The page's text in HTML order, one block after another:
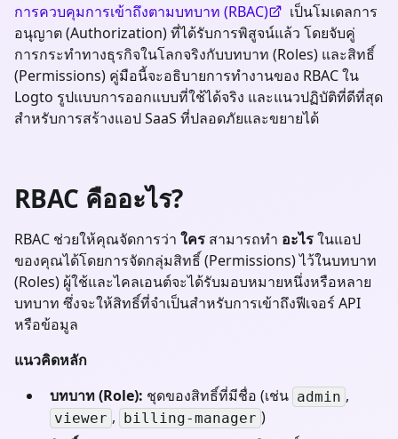
การควบคุมการเข้าถึงตามบทบาท (RBAC)
เป็นโมเดลการ
อนุญาต (Authorization) ที่ได้รับการพิสูจน์แล้ว โดยจับคู่
การกระทำทางธุรกิจในโลกจริงกับบทบาท (Roles) และสิทธิ์
(Permissions) คู่มือนี้จะอธิบายการทำงานของ RBAC ใน
Logto รูปแบบการออกแบบที่ใช้ได้จริง และแนวปฏิบัติที่ดีที่สุด
สำหรับการสร้างแอป SaaS ที่ปลอดภัยและขยายได้
RBAC คืออะไร?
RBAC ช่วยให้คุณจัดการว่า ใคร สามารถทำ อะไรในแอป
ของคุณได้โดยการจัดกลุ่มสิทธิ์ (Permissions) ไว้ในบทบาท
(Roles) ผู้ใช้และไคลเอนต์จะได้รับมอบหมายหนึ่งหรือหลาย
บทบาท ซึ่งจะให้สิทธิ์ที่จำเป็นสำหรับการเข้าถึงฟีเจอร์ API
หรือข้อมูล
แนวคิดหลัก
บทบาท (Role): ชุดของสิทธิ์ที่มีชื่อ (เช่น admin ,
viewer , billing-manager )